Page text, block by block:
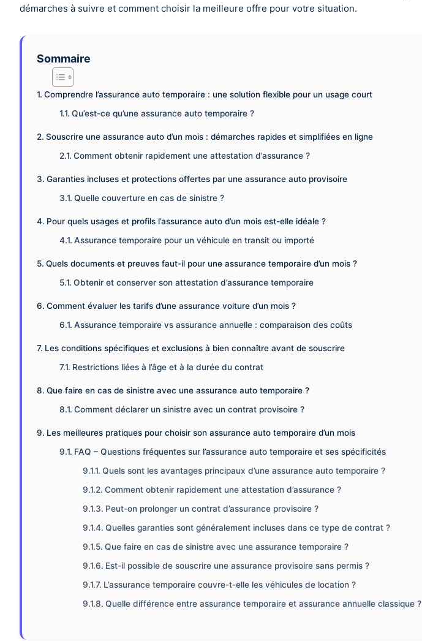
démarches à suivre et comment choisir la meilleure offre pour votre situation.
Sommaire
Comprendre l’assurance auto temporaire : une solution flexible pour un usage court
Qu’est-ce qu’une assurance auto temporaire ?
Souscrire une assurance auto d’un mois : démarches rapides et simplifiées en ligne
Comment obtenir rapidement une attestation d’assurance ?
Garanties incluses et protections offertes par une assurance auto provisoire
Quelle couverture en cas de sinistre ?
Pour quels usages et profils l’assurance auto d’un mois est-elle idéale ?
Assurance temporaire pour un véhicule en transit ou importé
Quels documents et preuves faut-il pour une assurance temporaire d’un mois ?
Obtenir et conserver son attestation d’assurance temporaire
Comment évaluer les tarifs d’une assurance voiture d’un mois ?
Assurance temporaire vs assurance annuelle : comparaison des coûts
Les conditions spécifiques et exclusions à bien connaître avant de souscrire
Restrictions liées à l’âge et à la durée du contrat
Que faire en cas de sinistre avec une assurance auto temporaire ?
Comment déclarer un sinistre avec un contrat provisoire ?
Les meilleures pratiques pour choisir son assurance auto temporaire d’un mois
FAQ – Questions fréquentes sur l’assurance auto temporaire et ses spécificités
Quels sont les avantages principaux d’une assurance auto temporaire ?
Comment obtenir rapidement une attestation d’assurance ?
Peut-on prolonger un contrat d’assurance provisoire ?
Quelles garanties sont généralement incluses dans ce type de contrat ?
Que faire en cas de sinistre avec une assurance temporaire ?
Est-il possible de souscrire une assurance provisoire sans permis ?
L’assurance temporaire couvre-t-elle les véhicules de location ?
Quelle différence entre assurance temporaire et assurance annuelle classique ?